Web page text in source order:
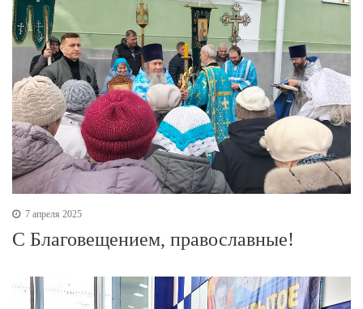
7 апреля 2025
С Благовещением, православные!